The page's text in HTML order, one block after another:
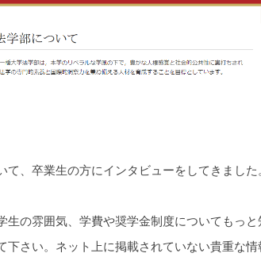
、卒業生の方にインタビューをしてきました
生の雰囲気、学費や奨学金制度についてもっと
下さい。ネット上に掲載されていない貴重な情